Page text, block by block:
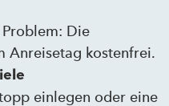
Die
Anreisetag kostenfrei.
einlegen oder eine